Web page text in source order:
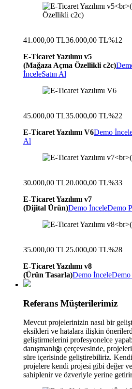
41.000,00 TL36.000,00 TL%12
E-Ticaret Yazılımı v5
(Mağaza Açma Özellikli c2c)
İnceleSatın Al
45.000,00 TL35.000,00 TL%22
E-Ticaret Yazılımı V6Demo
Al
30.000,00 TL20.000,00 TL%33
E-Ticaret Yazılımı v7
(Dijital Ürün)Demo İnceleDemo
35.000,00 TL25.000,00 TL%28
E-Ticaret Yazılımı v8
(Ürün Tasarla)Demo İnceleDemo
Referans Müşterilerimiz
Mevcut projelerinizin nasıl bir
eksikleri ve hatalara ilişkin
geliştirmelerini profesyonelce
danışmanlığı çerçevesinde,
süre içerisinde geliştirebiliriz.
projelere kendi projesi gibi değer
sahiplenir ve özveriyle yerine